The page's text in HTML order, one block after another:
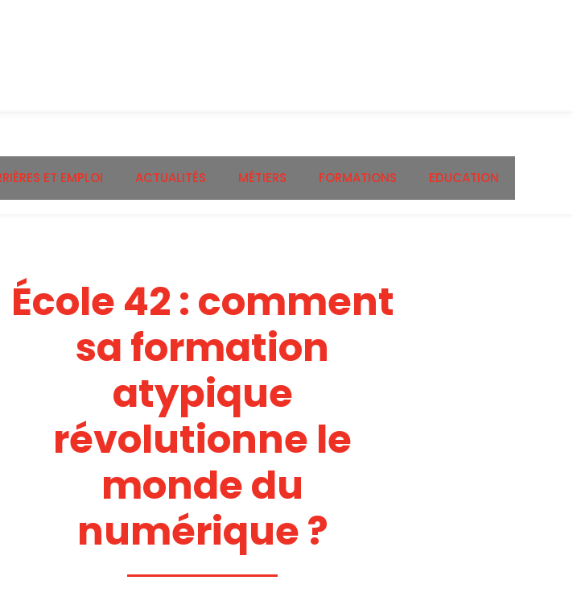
ET EMPLOI ACTUALITÉS MÉTIERS FORMATIONS EDUCATION
École 42 : comment
sa formation
atypique
révolutionne le
monde du
numérique ?